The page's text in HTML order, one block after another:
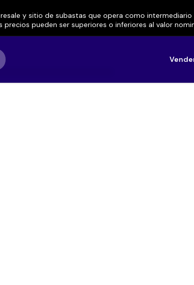
y sitio de subastas que opera como
precios pueden ser superiores o inferiores al valor